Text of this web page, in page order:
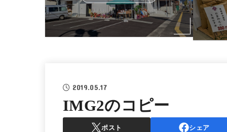
2019.05.17
IMG2のコピー
ポスト シェア